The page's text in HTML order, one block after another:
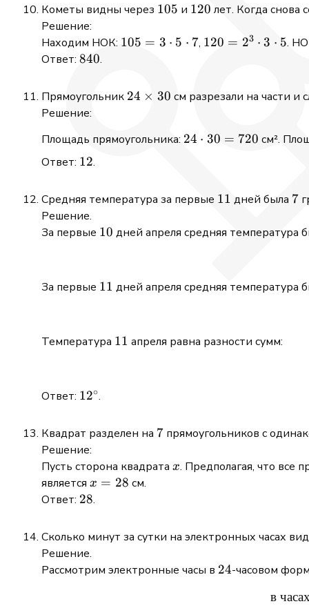
Кометы видны через 105
105 и 120
120 лет. Когда снова
Решение:
Находим НОК: 105
105 = 3 ⋅ 5 ⋅ 7, 120
3
5
120 = 23 ⋅ 3 ⋅ 5.
Ответ: 840
840.
Прямоугольник 24\times30
24 × 30 см разрезали на части и
Решение:
Площадь прямоугольника: \cdot
24 ⋅ 30 = 720 см².
Ответ: 12
12.
Средняя температура за первые 11
11 дней была 7
7
Решение.
За первые 10
10 дней апреля средняя температура
За первые 11
11 дней апреля средняя температура
Температура 11
11 апреля равна разности сумм:
Ответ: 12^\circ
12∘.
Квадрат разделен на 7
7 прямоугольников с
Решение:
Пусть сторона квадрата x
x. Предполагая, что все
является x
=
x = 28 см.
Ответ: 28
28.
Сколько минут за сутки на электронных часах
Решение.
Рассмотрим электронные часы в 24
24-часовом
в